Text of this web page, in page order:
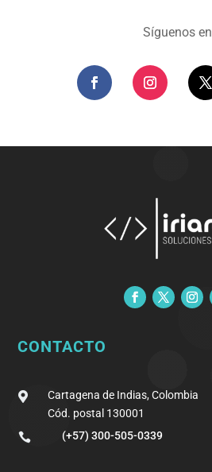
Síguenos en
CONTACTO

Cartagena de Indias, Colombia
Cód. postal 130001

(+57) 300-505-0339